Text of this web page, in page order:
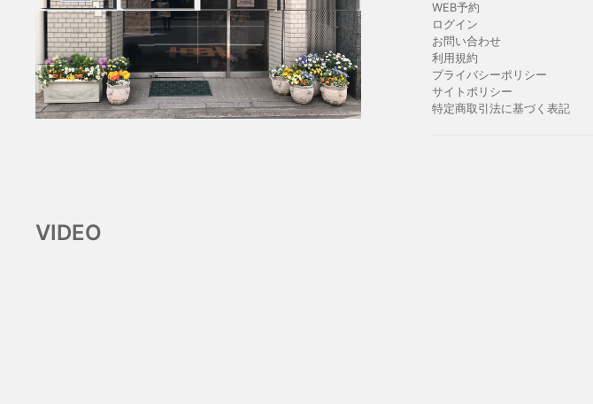
VIDEO
WEB予約
ログイン
お問い合わせ
利用規約
プライバシーポリシー
サイトポリシー
特定商取引法に基づく表記